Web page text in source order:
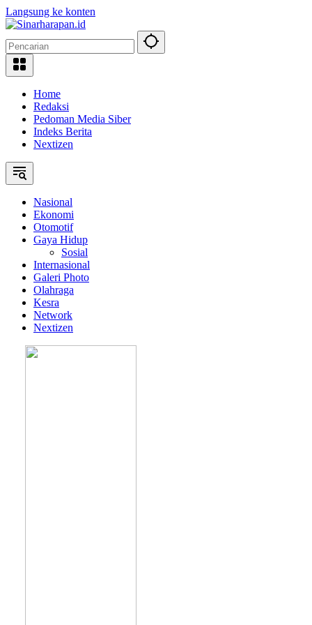
Langsung ke konten
Home
Redaksi
Pedoman Media Siber
Indeks Berita
Nextizen
Nasional
Ekonomi
Otomotif
Gaya Hidup
Sosial
Internasional
Galeri Photo
Olahraga
Kesra
Network
Nextizen